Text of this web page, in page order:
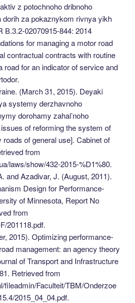
z potochnoho dribnoho
dorih za pokaznykom rivnya yikh
В.3.2-02070915-844: 2014
for managing a motor road
contractual contracts with routine
road for an indicator of service and
(March 31, 2015). Deyaki
systemy derzhavnoho
dorohamy zahal’noho
of reforming the system of
of general use]. Cabinet of
from
laws/show/432-2015-%D1%80.
and Azadivar, J. (August, 2011).
Design for Performance-
of Minnesota, Report No
from
201118.pdf.
2015). Optimizing performance-
management: an agency theory
of Transport and Infrastructure
Retrieved from
fileadmin/Faculteit/TBM/Onderzoe
2015_04_04.pdf.